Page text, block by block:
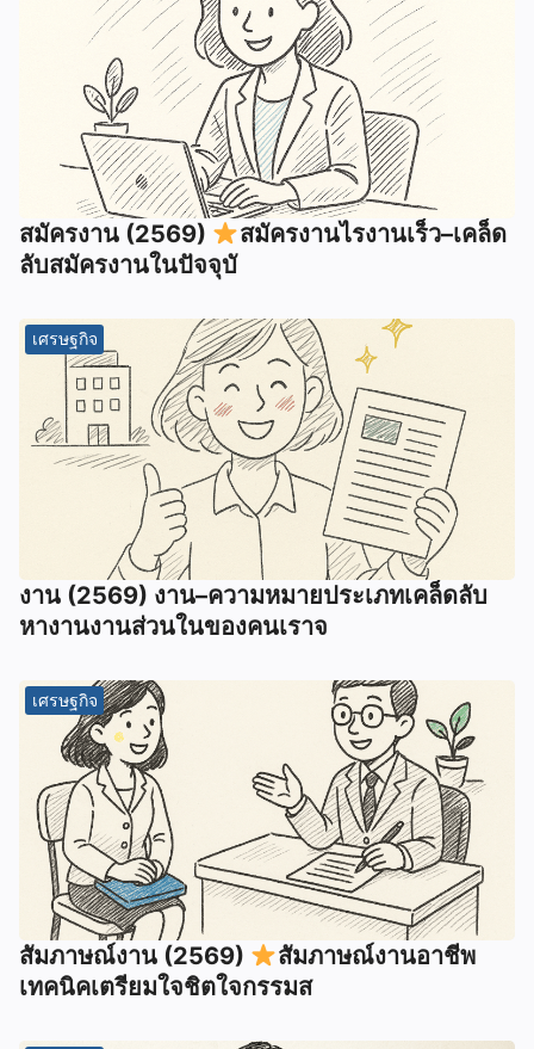
สมัครงาน (2569)
สมัครงานไรงานเร็ว–เคล็ด
ลับสมัครงานในปัจจุบั
เศรษฐกิจ
งาน (2569) งาน–ความหมายประเภทเคล็ดลับ
หางานงานส่วนในของคนเราจ
เศรษฐกิจ
สัมภาษณ์งาน (2569)
สัมภาษณ์งานอาชีพ
เทคนิคเตรียมใจชิตใจกรรมส